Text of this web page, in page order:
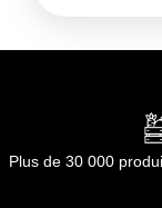
Kilojoules
dont
Plus de 30 000